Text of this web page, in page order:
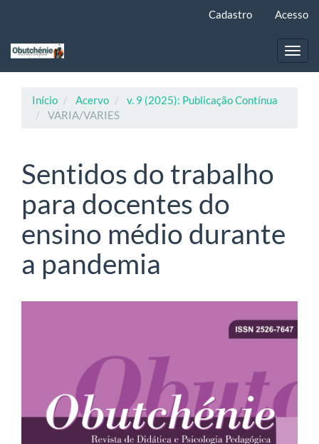
principal
Cadastro Acesso
Início Acervo
v. 9 (2025): Publicação Contínua
VARIA/VARIES
Sentidos do trabalho
para docentes do
ensino médio durante
a pandemia
artigos